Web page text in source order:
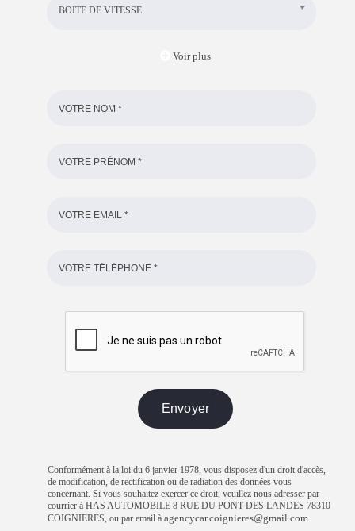
BOITE DE VITESSE
Voir plus
Conformément à la loi du 6 janvier 1978, vous disposez d'un droit d'accès,
de modification, de rectification ou de radiation des données vous
concernant. Si vous souhaitez exercer ce droit, veuillez nous adresser par
courrier à HAS AUTOMOBILE 8 RUE DU PONT DES LANDES 78310
COIGNIERES, ou par email à agencycar.coignieres@gmail.com.